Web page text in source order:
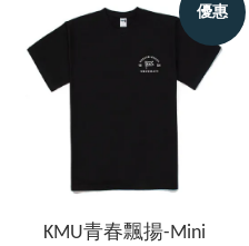
優惠
KMU青春飄揚-Mini